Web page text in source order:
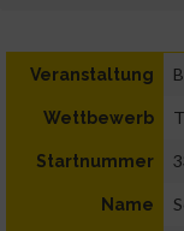
Veranstaltung
Wettbewerb
Startnummer
Name